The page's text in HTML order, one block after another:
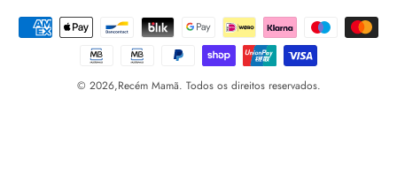
© 2026,Recém Mamã. Todos os direitos reservados.